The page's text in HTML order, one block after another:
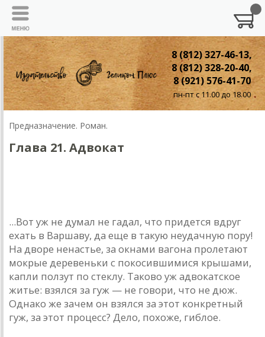
8 (812) 327-46-13,
8 (812) 328-20-40,
8 (921) 576-41-70
пн-пт с 11.00 до 18.00
Предназначение. Роман.
Глава 21. Адвокат
...Вот уж не думал не гадал, что придется вдруг
ехать в Варшаву, да еще в такую неудачную пору!
На дворе ненастье, за окнами вагона пролетают
мокрые деревеньки с покосившимися крышами,
капли ползут по стеклу. Таково уж адвокатское
житье: взялся за гуж — не говори, что не дюж.
Однако же зачем он взялся за этот конкретный
гуж, за этот процесс? Дело, похоже, гиблое.